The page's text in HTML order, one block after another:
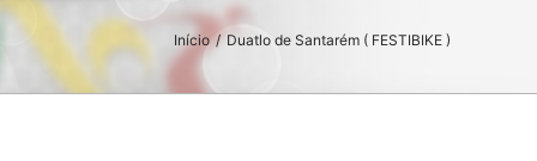
Início / Duatlo de Santarém ( FESTIBIKE )